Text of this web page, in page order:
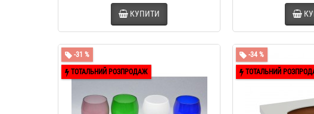
КУПИТИ
-31 %
ТОТАЛЬНИЙ РОЗПРОДАЖ
-34 %
ТОТАЛЬНИЙ